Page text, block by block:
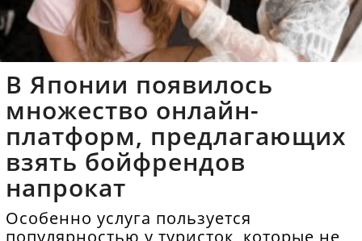
В Японии появилось
множество онлайн-
платформ, предлагающих
взять бойфрендов
напрокат
Особенно услуга пользуется
популярностью у туристок, которые не